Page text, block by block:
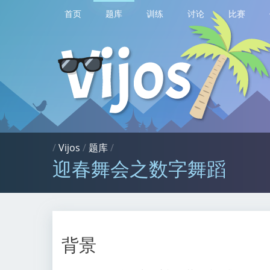
首页 题库 训练 讨论 比赛
/Vijos /题库/
迎春舞会之数字舞蹈
背景